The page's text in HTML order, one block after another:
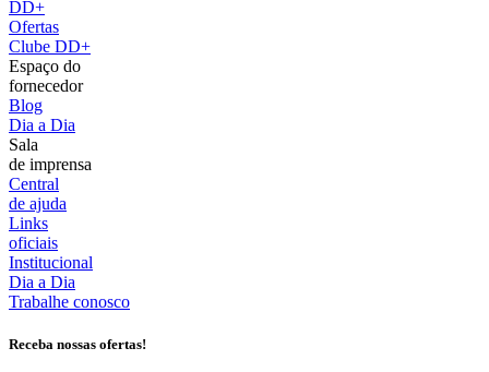
DD+
Ofertas
Clube DD+
Espaço do
fornecedor
Blog
Dia a Dia
Sala
de imprensa
Central
de ajuda
Links
oficiais
Institucional
Dia a Dia
Trabalhe conosco
Receba nossas ofertas!